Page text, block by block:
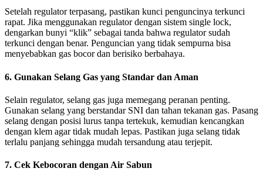
Setelah regulator terpasang, pastikan kunci penguncinya terkunci
rapat. Jika menggunakan regulator dengan sistem single lock,
dengarkan bunyi “klik” sebagai tanda bahwa regulator sudah
terkunci dengan benar. Penguncian yang tidak sempurna bisa
menyebabkan gas bocor dan berisiko berbahaya.
6. Gunakan Selang Gas yang Standar dan Aman
Selain regulator, selang gas juga memegang peranan penting.
Gunakan selang yang berstandar SNI dan tahan tekanan gas. Pasang
selang dengan posisi lurus tanpa tertekuk, kemudian kencangkan
dengan klem agar tidak mudah lepas. Pastikan juga selang tidak
terlalu panjang sehingga mudah tersandung atau terjepit.
7. Cek Kebocoran dengan Air Sabun